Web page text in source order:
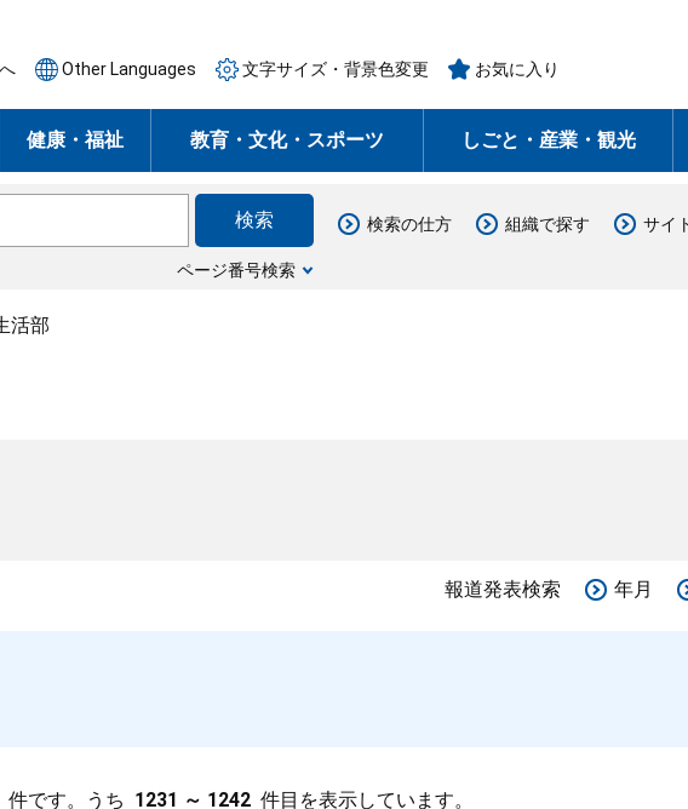
Other Languages 文字サイズ・背景色変更 お気に入り
健康・福祉 教育・文化・スポーツ しごと・産業・観光
ページ番号検索
検索の仕方 組織で探す サイ
活部
報道発表検索 年月
件です。うち 1231 ～ 1242 件目を表示しています。